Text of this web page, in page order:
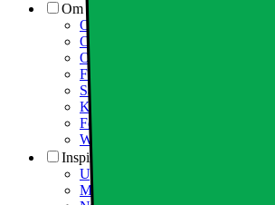
Om Elgiganten Erhverv
Om Elkjøp Nordic
Om Elgiganten
Om Elgiganten Erhverv
Forlæng elektronikkens levetid
Samfundsansvar
Karriere i Elgiganten
Fødevarestyrelsen smiley
Whistleblowing i organisationen
Inspiration
Ugens tilbud - og andre gode priser
Månedens Business Deal